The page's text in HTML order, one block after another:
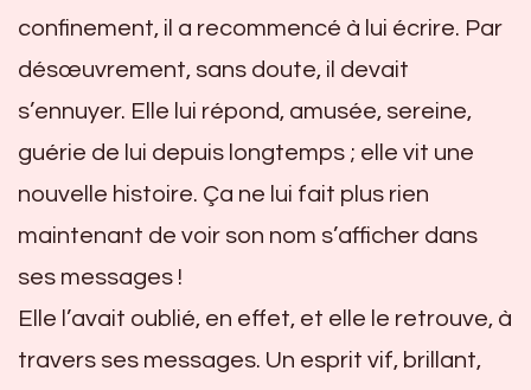
confinement, il a recommencé à lui écrire. Par
désœuvrement, sans doute, il devait
s’ennuyer. Elle lui répond, amusée, sereine,
guérie de lui depuis longtemps ; elle vit une
nouvelle histoire. Ça ne lui fait plus rien
maintenant de voir son nom s’afficher dans
ses messages !
Elle l’avait oublié, en effet, et elle le retrouve, à
travers ses messages. Un esprit vif, brillant,